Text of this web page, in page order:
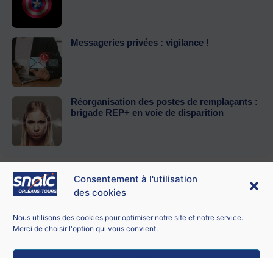
Consentement à l'utilisation
des cookies
Nous utilisons des cookies pour optimiser notre site et notre service.
Merci de choisir l'option qui vous convient.
Messageries privées : vigilance !
Réorganisation des postes de remplaçants :
brigade REP+ en voie de disparition
Contacter le SNALC Orléans-Tours
21 bis rue George Sand
18100 Vierzon